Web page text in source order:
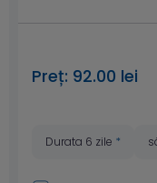
Preț: 92.00 lei
Durata 6 zile *